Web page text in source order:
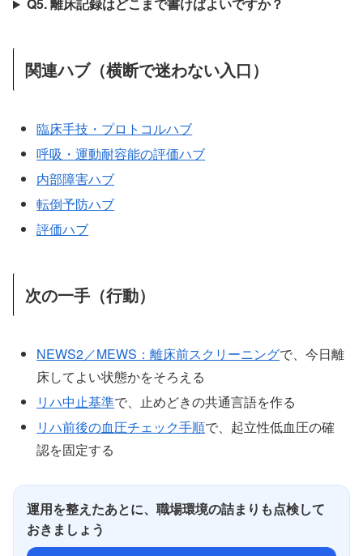
Q5. 離床記録はどこまで書けばよいですか？
関連ハブ（横断で迷わない入口）
臨床手技・プロトコルハブ
呼吸・運動耐容能の評価ハブ
内部障害ハブ
転倒予防ハブ
評価ハブ
次の一手（行動）
NEWS2／MEWS：離床前スクリーニングで、今日離
床してよい状態かをそろえる
リハ中止基準で、止めどきの共通言語を作る
リハ前後の血圧チェック手順で、起立性低血圧の確
認を固定する
運用を整えたあとに、職場環境の詰まりも点検して
おきましょう